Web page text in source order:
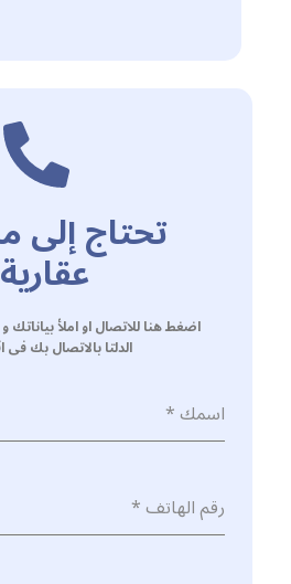
تحتاج إلى
اضغط هنا للاتصال او املأ
الدلتا بالاتصال بك
اسمك*
رقم الهاتف*